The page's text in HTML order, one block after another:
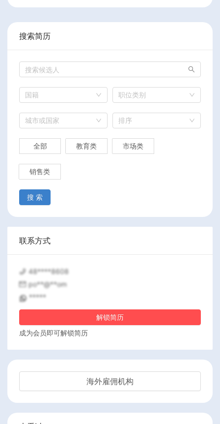
搜索简历
国籍 职位类别
城市或国家 排序
全部 教育类 市场类
销售类
搜 索
联系方式
48****8608
po**@**om
*****
解锁简历
成为会员即可解锁简历
海外雇佣机构